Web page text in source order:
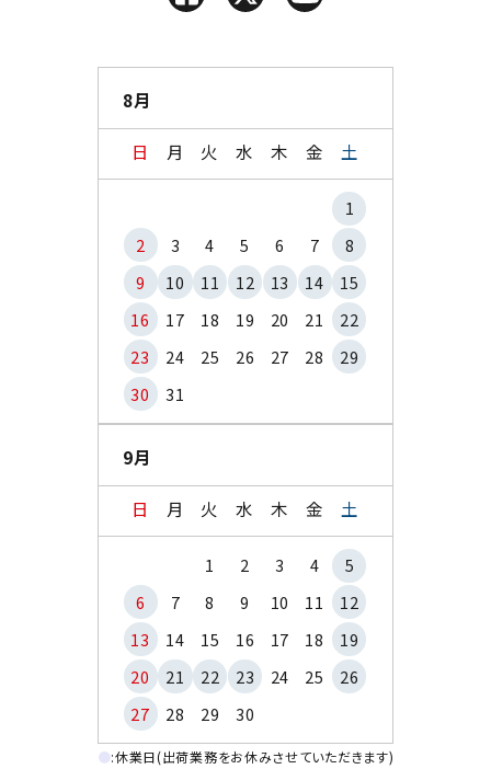
8月
日 月 火 水 木 金 土
1
2
3 4 5 6 7
8
9
10 11 12 13 14
15
16
17 18 19 20 21
22
23
24 25 26 27 28
29
30
31
9月
日 月 火 水 木 金 土
1 2 3 4
5
6
7 8 9 10 11
12
13
14 15 16 17 18
19
20
21 22 23 24 25
26
27
28 29 30
●:休業日(出荷業務をお休みさせていただきます)